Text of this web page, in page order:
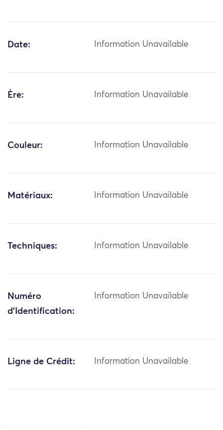
Date: Information Unavailable
Ère: Information Unavailable
Couleur: Information Unavailable
Matériaux: Information Unavailable
Techniques: Information Unavailable
Numéro
d'Identification:
Information Unavailable
Ligne de Crédit: Information Unavailable